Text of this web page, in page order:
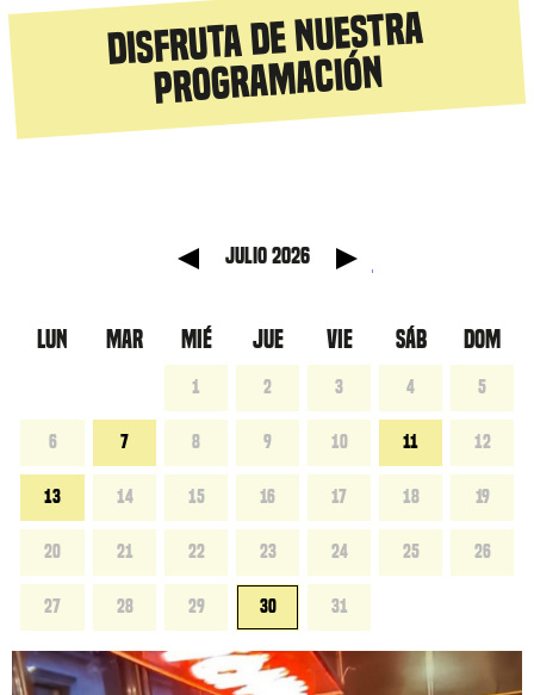
Disfruta de nuestra
programación
julio 2026
LUN MAR MIÉ JUE VIE SÁB DOM
1 2 3 4 5
6 7 8 9 10 11 12
13 14 15 16 17 18 19
20 21 22 23 24 25 26
27 28 29 30 31